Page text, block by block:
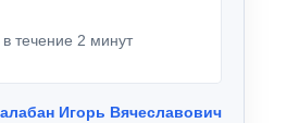
течение 2 минут
Игорь Вячеславович